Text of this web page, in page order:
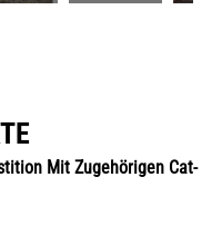
Mit Zugehörigen Cat-